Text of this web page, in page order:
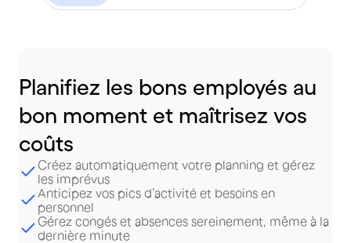
Planifiez les bons employés au
bon moment et maîtrisez vos
coûts
Créez automatiquement votre planning et gérez
les imprévus
Anticipez vos pics d’activité et besoins en
personnel
Gérez congés et absences sereinement, même à la
dernière minute